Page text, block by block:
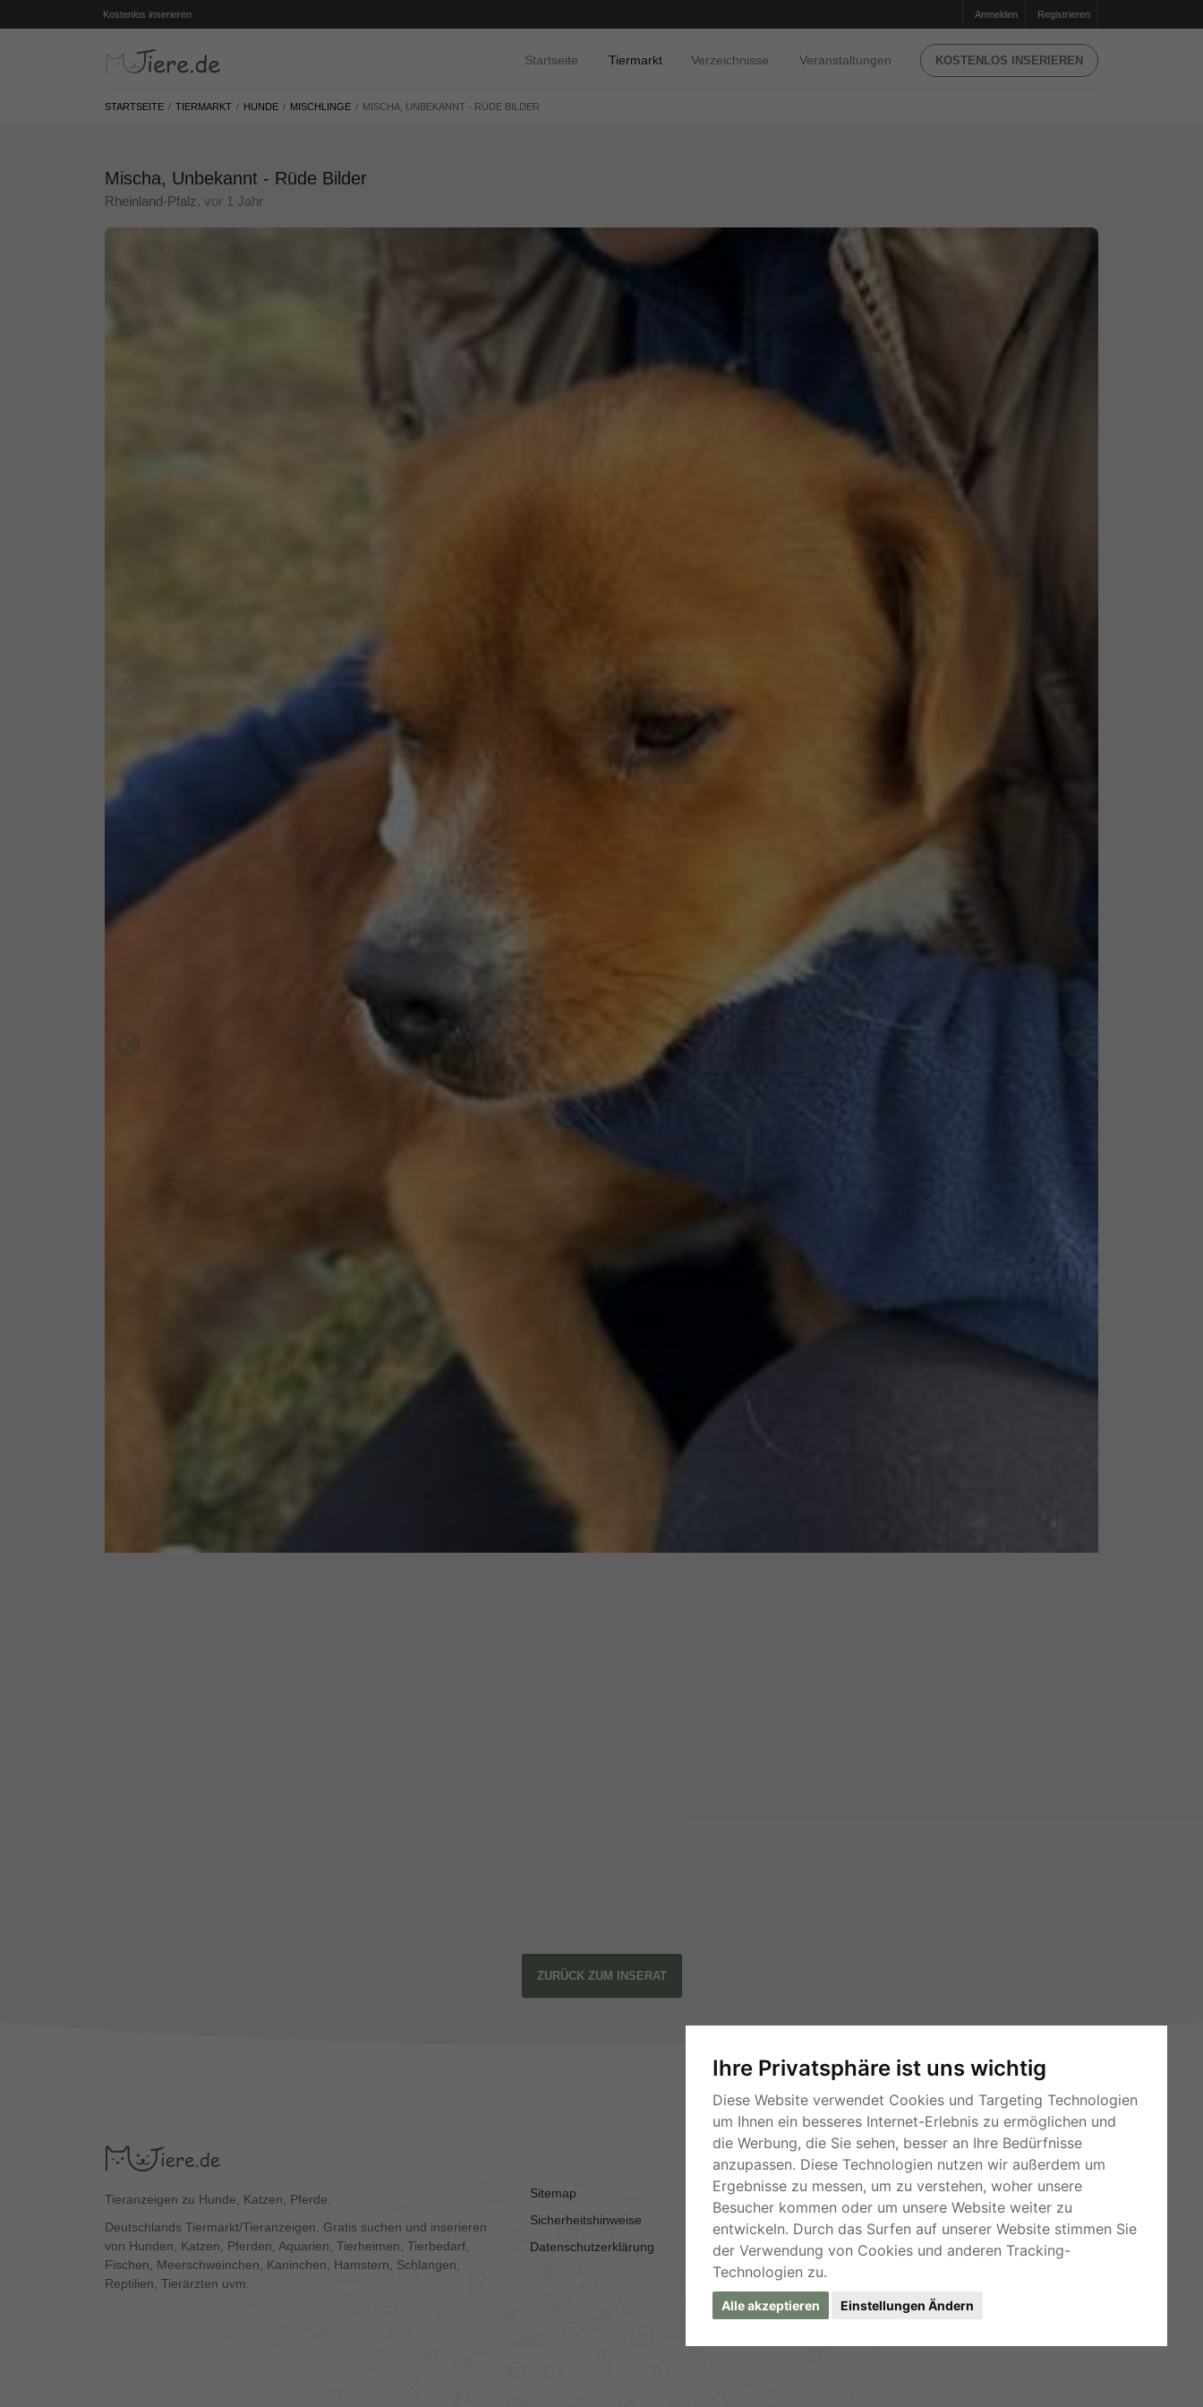
Ihre Privatsphäre ist uns wichtig
Diese Website verwendet Cookies und Targeting Technologien
um Ihnen ein besseres Internet-Erlebnis zu ermöglichen und
die Werbung, die Sie sehen, besser an Ihre Bedürfnisse
anzupassen. Diese Technologien nutzen wir außerdem um
Ergebnisse zu messen, um zu verstehen, woher unsere
Besucher kommen oder um unsere Website weiter zu
entwickeln. Durch das Surfen auf unserer Website stimmen Sie
der Verwendung von Cookies und anderen Tracking-
Technologien zu.
Alle akzeptieren Einstellungen Ändern
Kostenlos inserieren Anmelden Registrieren
Startseite Tiermarkt Verzeichnisse Veranstaltungen KOSTENLOS INSERIEREN
STARTSEITE TIERMARKT HUNDE MISCHLINGE MISCHA, UNBEKANNT - RÜDE BILDER
Mischa, Unbekannt - Rüde Bilder
Rheinland-Pfalz, vor 1 Jahr
ZURÜCK ZUM INSERAT
Tieranzeigen zu Hunde, Katzen, Pferde.
Deutschlands Tiermarkt/Tieranzeigen. Gratis suchen und inserieren
von Hunden, Katzen, Pferden, Aquarien, Tierheimen, Tierbedarf,
Fischen, Meerschweinchen, Kaninchen, Hamstern, Schlangen,
Reptilien, Tierärzten uvm.
Sitemap
Sicherheitshinweise
Datenschutzerklärung
AGB
Impressum
RSS-Feeds
Kleinanzeigen-Österreich